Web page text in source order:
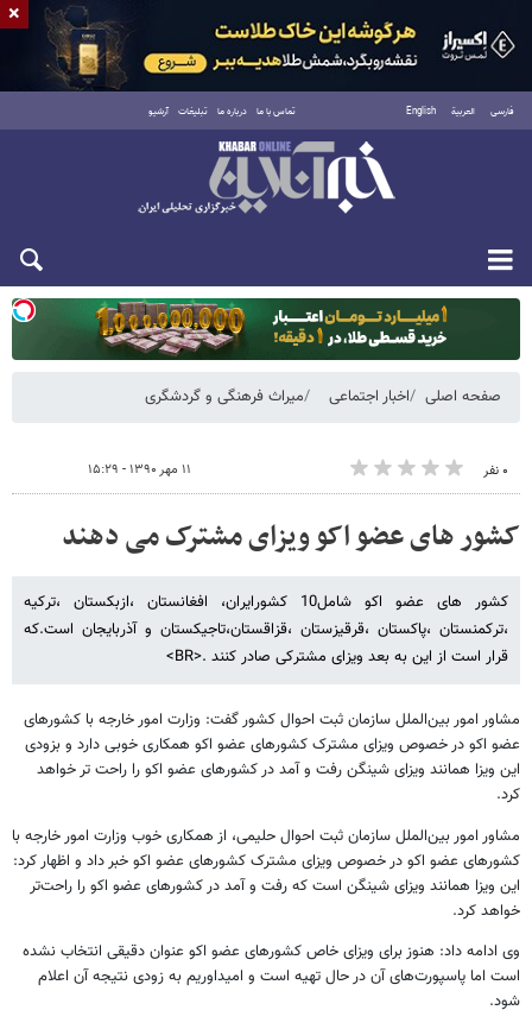
فارسی العربية English تماس با ما درباره ما تبلیغات آرشیو
یکشنبه ۱۸ مرداد ۱۴۰۵
صفحه اصلی اخبار اجتماعی میراث فرهنگی و گردشگری
۰ نفر ۱۱ مهر ۱۳۹۰ - ۱۵:۲۹
کشور های عضو اکو ویزای مشترک می دهند
کشور های عضو اکو شامل10 کشورایران، افغانستان ،ازبکستان ،ترکیه
،ترکمنستان ،پاکستان ،قرقیزستان ،قزاقستان،تاجیکستان و آذربایجان است.که
قرار است از این به بعد ویزای مشترکی صادر کنند .<BR>
مشاور امور بین‌الملل سازمان ثبت احوال کشور گفت: وزارت امور خارجه با کشورهای
عضو اکو در خصوص ویزای مشترک کشورهای عضو اکو همکاری خوبی دارد و بزودی
این ویزا همانند ویزای شینگن رفت و آمد در کشورهای عضو اکو را راحت تر خواهد
کرد.
مشاور امور بین‌الملل سازمان ثبت احوال حلیمی، از همکاری خوب وزارت امور خارجه با
کشورهای عضو اکو در خصوص ویزای مشترک کشورهای عضو اکو خبر داد و اظهار کرد:
این ویزا همانند ویزای شینگن است که رفت و آمد در کشورهای عضو اکو را راحت‌تر
خواهد کرد.
وی ادامه داد: هنوز برای ویزای خاص کشورهای عضو اکو عنوان دقیقی انتخاب نشده
است اما پاسپورت‌های آن در حال تهیه است و امیداوریم به زودی نتیجه آن اعلام
شود.
×